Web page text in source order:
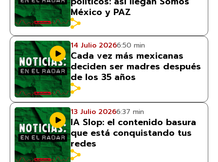
México y PAZ
14 Julio 20266:50 min
Cada vez más mexicanas
deciden ser madres después
de los 35 años
13 Julio 20266:37 min
IA Slop: el contenido basura
que está conquistando tus
redes